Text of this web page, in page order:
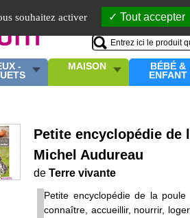
souhaitez activer Tout accepter
-
MAISON
BÉBÉ &
ENFANT
Petite encyclopédie de
Michel Audureau
de Terre vivante
Petite encyclopédie de la
connaître, accueillir, nourrir,